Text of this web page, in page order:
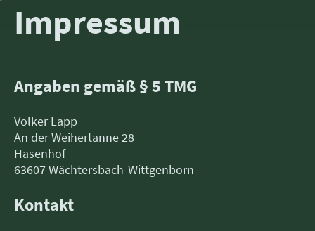
Impressum
Angaben gemäß § 5 TMG
Volker Lapp
An der Weihertanne 28
Hasenhof
63607 Wächtersbach-Wittgenborn
Kontakt